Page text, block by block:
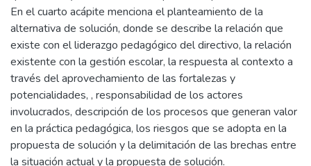
En el cuarto acápite menciona el planteamiento de la
alternativa de solución, donde se describe la relación que
existe con el liderazgo pedagógico del directivo, la relación
existente con la gestión escolar, la respuesta al contexto a
través del aprovechamiento de las fortalezas y
potencialidades, , responsabilidad de los actores
involucrados, descripción de los procesos que generan valor
en la práctica pedagógica, los riesgos que se adopta en la
propuesta de solución y la delimitación de las brechas entre
la situación actual y la propuesta de solución.